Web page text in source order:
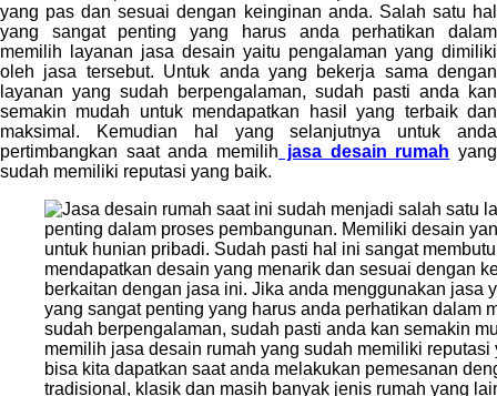
yang pas dan sesuai dengan keinginan anda. Salah satu hal
yang sangat penting yang harus anda perhatikan dalam
memilih layanan jasa desain yaitu pengalaman yang dimiliki
oleh jasa tersebut. Untuk anda yang bekerja sama dengan
layanan yang sudah berpengalaman, sudah pasti anda kan
semakin mudah untuk mendapatkan hasil yang terbaik dan
maksimal. Kemudian hal yang selanjutnya untuk anda
pertimbangkan saat anda memilih jasa desain rumah yang
sudah memiliki reputasi yang baik.